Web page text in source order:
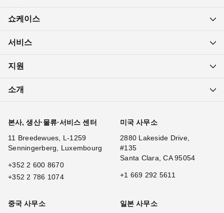
쇼케이스
서비스
지원
소개
본사, 생산·물류·서비스 센터
11 Breedewues, L-1259
Senningerberg, Luxembourg
+352 2 600 8670
+352 2 786 1074
미국 사무소
2880 Lakeside Drive,
#135
Santa Clara, CA 95054
+1 669 292 5611
중국 사무소
일본 사무소